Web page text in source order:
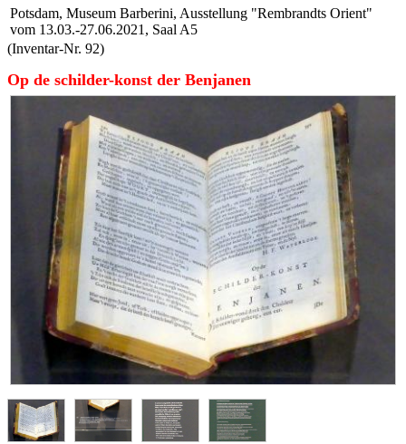
Potsdam, Museum Barberini, Ausstellung "Rembrandts Orient"
vom 13.03.-27.06.2021, Saal A5
(Inventar-Nr. 92)
Op de schilder-konst der Benjanen